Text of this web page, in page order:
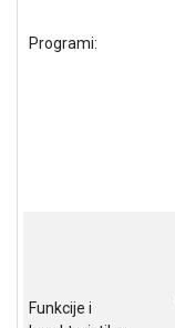
Programi:
Funkcije i